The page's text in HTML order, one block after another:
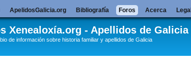
Xenealoxía.org - Apellidos de Galicia
de información sobre historia familiar y apellidos de Galicia
ApelidosGalicia.org Bibliografía Foros Acerca Legal